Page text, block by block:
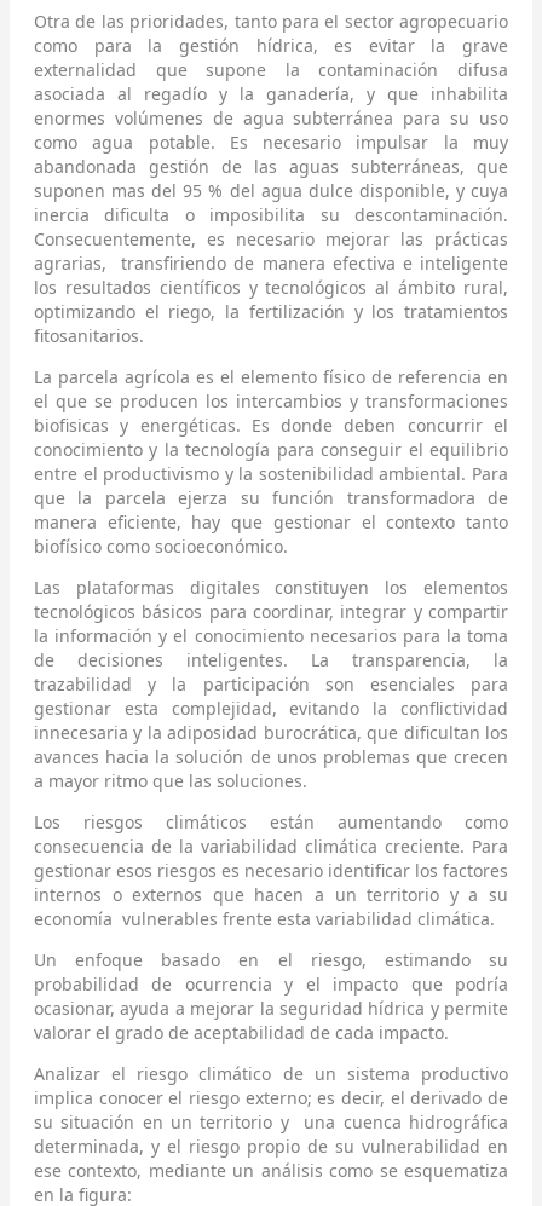
Otra de las prioridades, tanto para el sector agropecuario
como para la gestión hídrica, es evitar la grave
externalidad que supone la contaminación difusa
asociada al regadío y la ganadería, y que inhabilita
enormes volúmenes de agua subterránea para su uso
como agua potable. Es necesario impulsar la muy
abandonada gestión de las aguas subterráneas, que
suponen mas del 95 % del agua dulce disponible, y cuya
inercia dificulta o imposibilita su descontaminación.
Consecuentemente, es necesario mejorar las prácticas
agrarias, transfiriendo de manera efectiva e inteligente
los resultados científicos y tecnológicos al ámbito rural,
optimizando el riego, la fertilización y los tratamientos
fitosanitarios.
La parcela agrícola es el elemento físico de referencia en
el que se producen los intercambios y transformaciones
biofisicas y energéticas. Es donde deben concurrir el
conocimiento y la tecnología para conseguir el equilibrio
entre el productivismo y la sostenibilidad ambiental. Para
que la parcela ejerza su función transformadora de
manera eficiente, hay que gestionar el contexto tanto
biofísico como socioeconómico.
Las plataformas digitales constituyen los elementos
tecnológicos básicos para coordinar, integrar y compartir
la información y el conocimiento necesarios para la toma
de decisiones inteligentes. La transparencia, la
trazabilidad y la participación son esenciales para
gestionar esta complejidad, evitando la conflictividad
innecesaria y la adiposidad burocrática, que dificultan los
avances hacia la solución de unos problemas que crecen
a mayor ritmo que las soluciones.
Los riesgos climáticos están aumentando como
consecuencia de la variabilidad climática creciente. Para
gestionar esos riesgos es necesario identificar los factores
internos o externos que hacen a un territorio y a su
economía vulnerables frente esta variabilidad climática.
Un enfoque basado en el riesgo, estimando su
probabilidad de ocurrencia y el impacto que podría
ocasionar, ayuda a mejorar la seguridad hídrica y permite
valorar el grado de aceptabilidad de cada impacto.
Analizar el riesgo climático de un sistema productivo
implica conocer el riesgo externo; es decir, el derivado de
su situación en un territorio y una cuenca hidrográfica
determinada, y el riesgo propio de su vulnerabilidad en
ese contexto, mediante un análisis como se esquematiza
en la figura: